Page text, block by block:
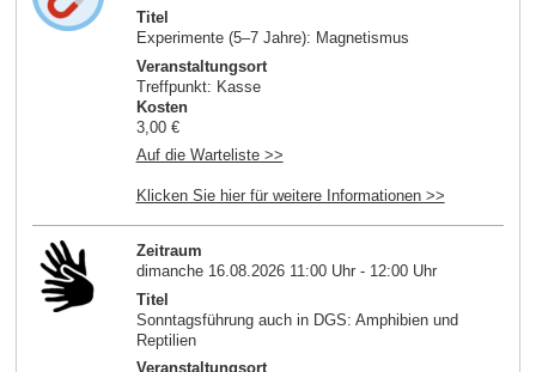
Titel
Experimente (5–7 Jahre): Magnetismus
Veranstaltungsort
Treffpunkt: Kasse
Kosten
3,00 €
Auf die Warteliste >>
Klicken Sie hier für weitere Informationen >>
Zeitraum
dimanche 16.08.2026 11:00 Uhr - 12:00 Uhr
Titel
Sonntagsführung auch in DGS: Amphibien und
Reptilien
Veranstaltungsort